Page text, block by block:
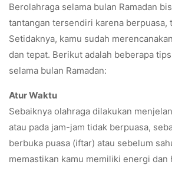
Berolahraga selama bulan Ramadan
tantangan tersendiri karena berpuasa,
Setidaknya, kamu sudah
dan tepat. Berikut adalah beberapa
selama bulan Ramadan:
Atur Waktu
Sebaiknya olahraga dilakukan
atau pada jam-jam tidak berpuasa,
berbuka puasa (iftar) atau sebelum
memastikan kamu memiliki energi dan